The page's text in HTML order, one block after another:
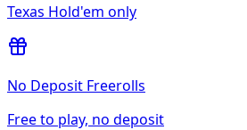
Texas Hold'em only
No Deposit Freerolls
Free to play, no deposit